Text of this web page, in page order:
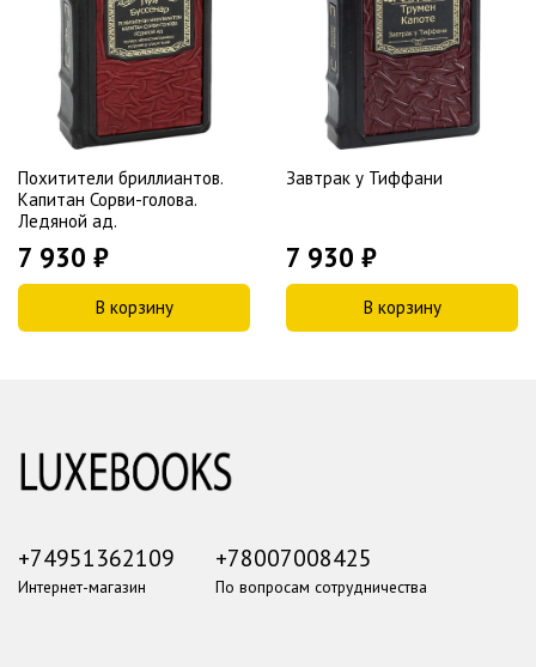
Похитители бриллиантов.
Капитан Сорви-голова.
Ледяной ад.
7 930 ₽
В корзину
Завтрак у Тиффани
7 930 ₽
В корзину
+74951362109
Интернет-магазин
+78007008425
По вопросам сотрудничества